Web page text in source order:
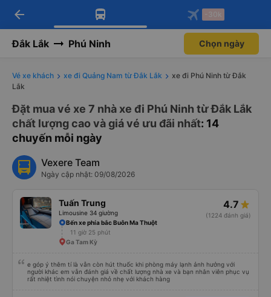
Tải app Vexere ngay!
Nhận ưu đãi thành viên độc
Mở app
Tải app Vexere
-30k/ghế khi đặt vé máy bay qua
Mở app
arrow_back -30k
Đắk Lắk Phú Ninh Chọn ngày
Vé xe khách xe đi Quảng Nam từ Đắk Lắk
xe đi Phú Ninh từ Đắk
Lắk
Đặt mua vé xe 7 nhà xe đi Phú Ninh từ Đắk Lắk
chất lượng cao và giá vé ưu đãi nhất: 14
chuyến mỗi ngày
Vexere Team
Ngày cập nhật: 09/08/2026
Tuấn Trung
Limousine 34 giường
4.7
(1224 đánh giá)
Bến xe phía bắc Buôn Ma Thuột
11 giờ 25 phút
Ga Tam Kỳ
e góp ý thêm tí là vẫn còn hút thuốc khi phòng máy lạnh ảnh hưởng với
người khác em vẫn đánh giá về chất lượng nhà xe và bạn nhân viên phục vụ
rất nhiệt tình nói chuyện nhỏ nhẹ với khách hàng